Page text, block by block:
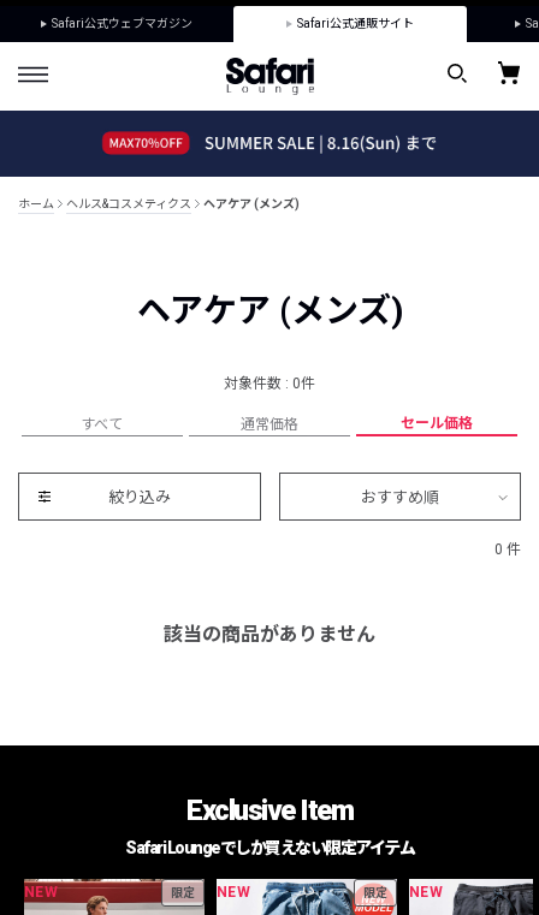
Safari公式ウェブマガジン Safari公式通販サイト
ホーム ヘルス&コスメティクス ヘアケア (メンズ)
ヘアケア (メンズ)
対象件数 : 0件
すべて 通常価格 セール価格
絞り込み おすすめ順
0 件
該当の商品がありません
Exclusive Item
Safari Loungeでしか買えない限定アイテム
NEW 限定 NEW 限定 NEW